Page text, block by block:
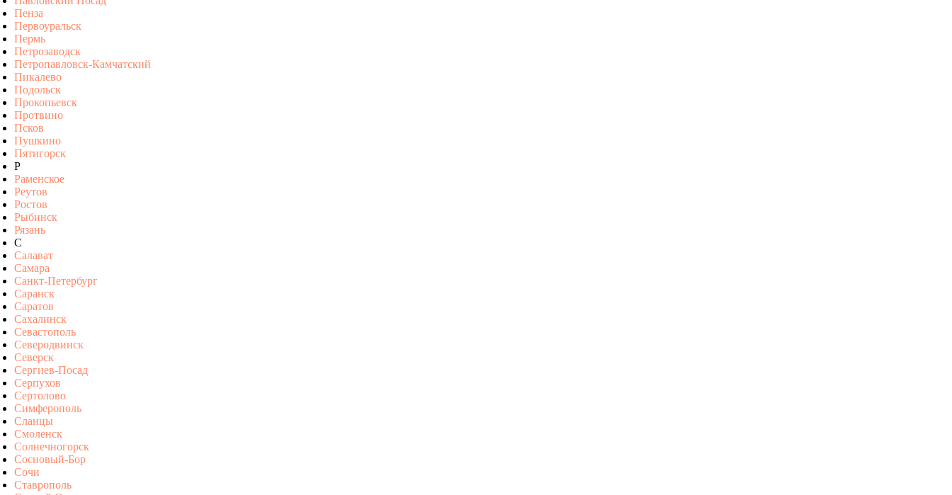
Пенза
Первоуральск
Пермь
Петрозаводск
Петропавловск-Камчатский
Пикалево
Подольск
Прокопьевск
Протвино
Псков
Пушкино
Пятигорск
Р
Раменское
Реутов
Ростов
Рыбинск
Рязань
С
Салават
Самара
Санкт-Петербург
Саранск
Саратов
Сахалинск
Севастополь
Северодвинск
Северск
Сергиев-Посад
Серпухов
Сертолово
Симферополь
Сланцы
Смоленск
Солнечногорск
Сосновый-Бор
Сочи
Ставрополь